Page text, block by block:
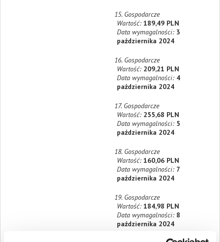
15. Gospodarcze
Wartość:189,49 PLN
Data wymagalności: 3
października 2024
16. Gospodarcze
Wartość: 209,21 PLN
Data wymagalności: 4
października 2024
17. Gospodarcze
Wartość: 255,68 PLN
Data wymagalności: 5
października 2024
18. Gospodarcze
Wartość:160,06 PLN
Data wymagalności: 7
października 2024
19. Gospodarcze
Wartość:184,98 PLN
Data wymagalności: 8
października 2024